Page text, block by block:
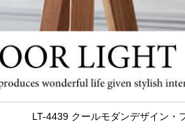
LT-4439 クールモダンデザイン・